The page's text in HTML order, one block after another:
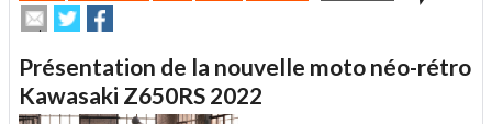
Envoyer
cet
à
un
ami
Partager
sur
sur
Présentation de la nouvelle moto néo-rétro
Kawasaki Z650RS 2022